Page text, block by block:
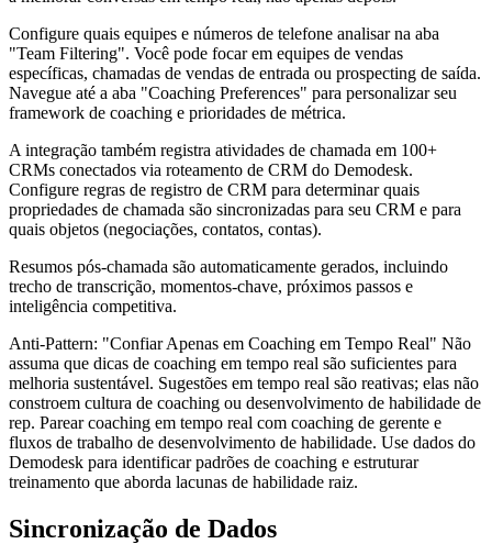
Configure quais equipes e números de telefone analisar na aba
"Team Filtering". Você pode focar em equipes de vendas
específicas, chamadas de vendas de entrada ou prospecting de saída.
Navegue até a aba "Coaching Preferences" para personalizar seu
framework de coaching e prioridades de métrica.
A integração também registra atividades de chamada em 100+
CRMs conectados via roteamento de CRM do Demodesk.
Configure regras de registro de CRM para determinar quais
propriedades de chamada são sincronizadas para seu CRM e para
quais objetos (negociações, contatos, contas).
Resumos pós-chamada são automaticamente gerados, incluindo
trecho de transcrição, momentos-chave, próximos passos e
inteligência competitiva.
Anti-Pattern: "Confiar Apenas em Coaching em Tempo Real" Não
assuma que dicas de coaching em tempo real são suficientes para
melhoria sustentável. Sugestões em tempo real são reativas; elas não
constroem cultura de coaching ou desenvolvimento de habilidade de
rep. Parear coaching em tempo real com coaching de gerente e
fluxos de trabalho de desenvolvimento de habilidade. Use dados do
Demodesk para identificar padrões de coaching e estruturar
treinamento que aborda lacunas de habilidade raiz.
Sincronização de Dados